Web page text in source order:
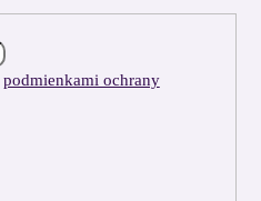
podmienkami ochrany